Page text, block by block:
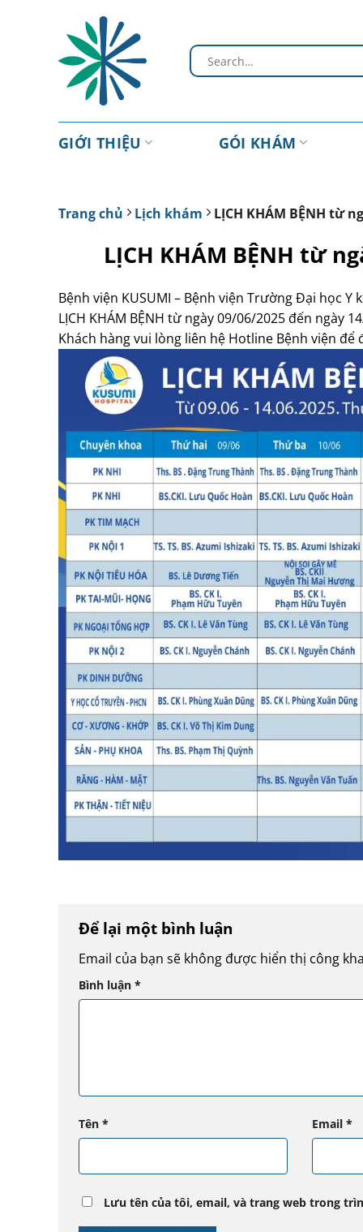
GIỚI THIỆU GÓI KHÁM
Trang chủ Lịch khám LỊCH KHÁM BỆNH từ
LỊCH KHÁM BỆNH từ
Bệnh viện KUSUMI – Bệnh viện Trường Đại học Y
LỊCH KHÁM BỆNH từ ngày 09/06/2025 đến ngày
Khách hàng vui lòng liên hệ Hotline Bệnh viện để
Để lại một bình luận
Email của bạn sẽ không được hiển thị công
Bình luận *
Tên * Email*
Lưu tên của tôi, email, và trang web trong